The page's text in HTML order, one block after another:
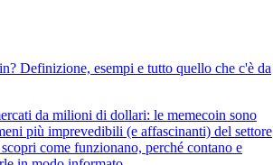
Definizione, esempi e tutto quello che c'è da
da milioni di dollari: le memecoin sono
più imprevedibili (e affascinanti) del settore
come funzionano, perché contano e